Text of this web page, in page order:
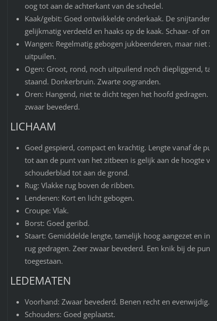
oog tot aan de achterkant van de schedel.
Kaak/gebit: Goed ontwikkelde onderkaak. De snijtanden
gelijkmatig verdeeld en haaks op de kaak. Schaar- of
Wangen: Regelmatig gebogen jukbeenderen, maar niet
uitpuilen.
Ogen: Groot, rond, noch uitpuilend noch diepliggend,
staand. Donkerbruin. Zwarte oogranden.
Oren: Hangend, niet te dicht tegen het hoofd gedragen.
zwaar bevederd.
LICHAAM
Goed gespierd, compact en krachtig. Lengte vanaf de
tot aan de punt van het zitbeen is gelijk aan de hoogte
schouderblad tot aan de grond.
Rug: Vlakke rug boven de ribben.
Lendenen: Kort en licht gebogen.
Croupe: Vlak.
Borst: Goed geribd.
Staart: Gemiddelde lengte, tamelijk hoog aangezet en in
rug gedragen. Zeer zwaar bevederd. Een knik bij de punt
toegestaan.
LEDEMATEN
Voorhand: Zwaar bevederd. Benen recht en evenwijdig.
Schouders: Goed geplaatst.